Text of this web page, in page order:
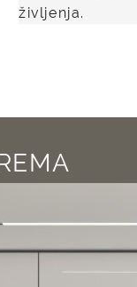
življenja.